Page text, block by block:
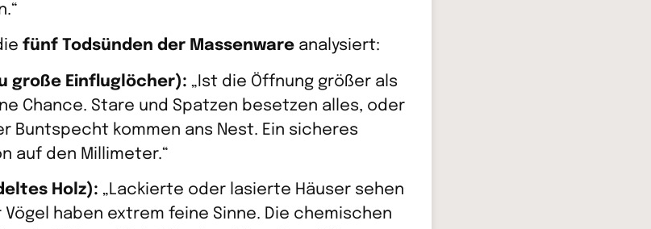
fünf Todsünden der Massenware analysiert:
große Einfluglöcher): „Ist die Öffnung größer als
Chance. Stare und Spatzen besetzen alles, oder
Buntspecht kommen ans Nest. Ein sicheres
auf den Millimeter.“
Holz): „Lackierte oder lasierte Häuser sehen
Vögel haben extrem feine Sinne. Die chemischen